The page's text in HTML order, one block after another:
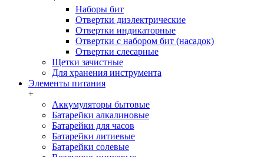
Наборы бит
Отвертки диэлектрические
Отвертки индикаторные
Отвертки с набором бит (насадок)
Отвертки слесарные
Щетки зачистные
Для хранения инструмента
Элементы питания
+
Аккумуляторы бытовые
Батарейки алкалиновые
Батарейки для часов
Батарейки литиевые
Батарейки солевые